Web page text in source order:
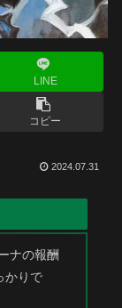
LINE
コピー
2024.07.31
ナの報酬
かりで